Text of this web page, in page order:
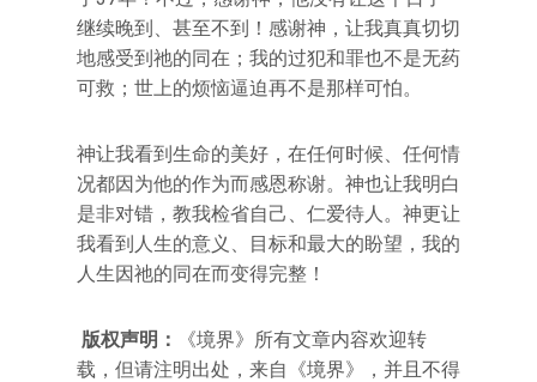
继续晚到、甚至不到！感谢神，让我真真切切
地感受到祂的同在；我的过犯和罪也不是无药
可救；世上的烦恼逼迫再不是那样可怕。
神让我看到生命的美好，在任何时候、任何情
况都因为他的作为而感恩称谢。神也让我明白
是非对错，教我检省自己、仁爱待人。神更让
我看到人生的意义、目标和最大的盼望，我的
人生因祂的同在而变得完整！
版权声明：
《境界》所有文章内容欢迎转
载，但请注明出处，来自《境界》，并且不得